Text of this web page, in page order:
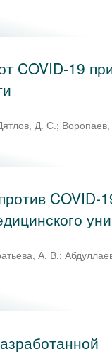
COVID-19
Д. С.;
COVID-
А. В.;